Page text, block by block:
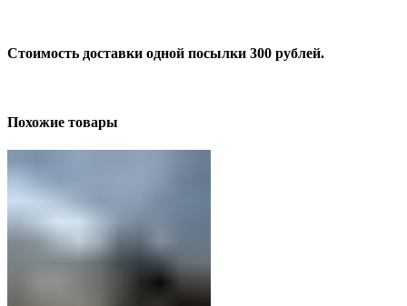
Стоимость доставки одной посылки 300 рублей.
Похожие товары